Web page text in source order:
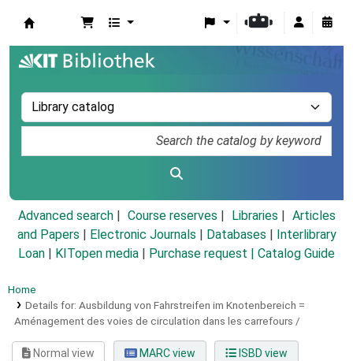
Advanced search Course reserves Libraries
Articles
and Papers
Electronic Journals Databases
Interlibrary
Loan
KITopen media Purchase request | Catalog Guide
Home
Details for: Ausbildung von Fahrstreifen im Knotenbereich =
Aménagement des voies de circulation dans les carrefours /
Normal view MARC view ISBD view